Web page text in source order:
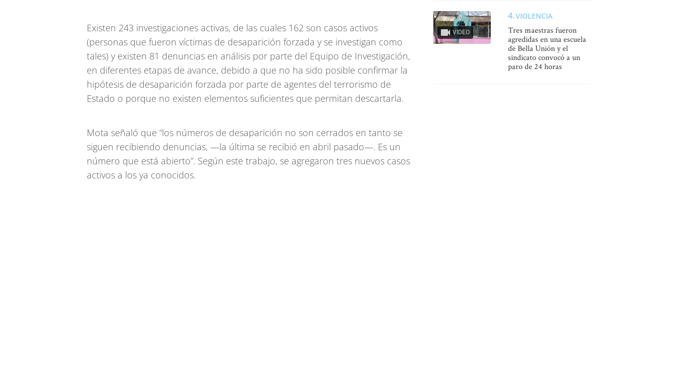
Existen 243 investigaciones activas, de las cuales 162 son casos activos
(personas que fueron víctimas de desaparición forzada y se investigan como
tales) y existen 81 denuncias en análisis por parte del Equipo de Investigación,
en diferentes etapas de avance, debido a que no ha sido posible confirmar la
hipótesis de desaparición forzada por parte de agentes del terrorismo de
Estado o porque no existen elementos suficientes que permitan descartarla.
Mota señaló que “los números de desaparición no son cerrados en tanto se
siguen recibiendo denuncias, —la última se recibió en abril pasado—. Es un
número que está abierto”. Según este trabajo, se agregaron tres nuevos casos
activos a los ya conocidos.
VIDEO
VIOLENCIA
Tres maestras fueron
agredidas en una escuela
de Bella Unión y el
sindicato convocó a un
paro de 24 horas